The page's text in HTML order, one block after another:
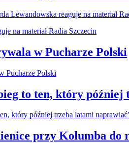
Lewandowska reaguje na materiał
w Pucharze Polski
to ten, który
przy Kolumba do